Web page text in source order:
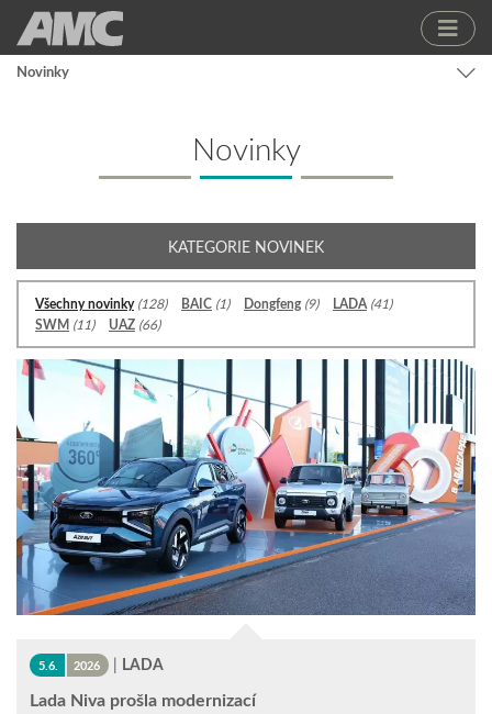
Novinky
Novinky
5.6. 2026 | LADA
Lada Niva prošla modernizací
KATEGORIE NOVINEK
Všechny novinky (128) BAIC (1) Dongfeng (9) LADA (41)
SWM (11) UAZ (66)